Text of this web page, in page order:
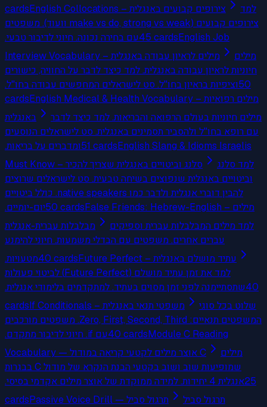
cards
English Collocations – צירופים קבועים באנגלית
למד
צירופים קבועים (make vs do, strong vs weak וועוד). משפטים
עם בחירה נכונה. חיוני לדיבור טבעי.45 cardsEnglish Job
Interview Vocabulary – מילים לראיון עבודה באנגלית
מילים
חיוניות לראיון עבודה באנגלית. למד כיצד לדבר על החוויה, כישורים
וציפיות בראיון בחו"ל. סט לישראלים המחפשים עבודה בחו"ל.50
cardsEnglish Medical & Health Vocabulary – מילים רפואיות
באנגלית
מילים חיוניות בעולם הרפואה והבריאות. למד כיצד לדבר
עם רופא בחו"ל ולהסביר תסמינים באנגלית. סט לישראלים הנוסעים
ומדברים על בריאות.51 cardsEnglish Slang & Idioms Israelis
Must Know – סלנג וביטויים באנגלית שצריך להכיר
למד סלנג
וביטויים באנגלית שנפוצים בשיחה טבעית. סט לישראלים שרוצים
להבין דוברי אנגלית ולדבר כמו native speakers. כולל ביטויים
יום-יומיים.50 cardsFalse Friends: Hebrew-English – מילים
מבלבלות עברית-אנגלית
למד מילים המבלבלות עברית וספיקים
עברים אחרים. משפטים עם הבדלי משמעות. חיוני להימנע
מטעויות.40 cards
Future Perfect – עתיד מושלם באנגלית
למד את זמן עתיד מושלם (Future Perfect) לביטוי פעולות
שתסתיימנה לפני זמן מסוים בעתיד. למתקדמים בלימודי אנגלית.40
cards
If Conditionals – משפטי תנאי באנגלית
שלוט בכל סוגי
המשפטים תנאיים: Zero, First, Second, Third. משפטים מורכבים
עם if. חיוני לדיבור מתקדם.40 cardsModule C Reading
Vocabulary — אוצר מילים לקטעי קריאה במודול C
מילים
שמופיעות שוב ושוב בקטעי הבנת הנקרא של מודול C בבגרות
אנגלית 4 יחידות. למידה ממוקדת של אוצר מילים אקדמי בסיסי.25
cards
Passive Voice Drill — תרגול סביל
תרגול סביל